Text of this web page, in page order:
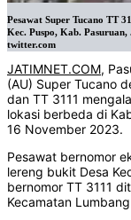
Pesawat Super Tucano TT
Kec. Puspo, Kab.
twitter.com
JATIMNET.COM,
(AU) Super Tucano
dan TT 3111
lokasi berbeda di
16 November 2023.
Pesawat bernomor
lereng bukit Desa
bernomor TT 3111
Kecamatan